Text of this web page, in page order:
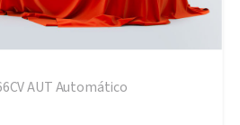
AUT Automático